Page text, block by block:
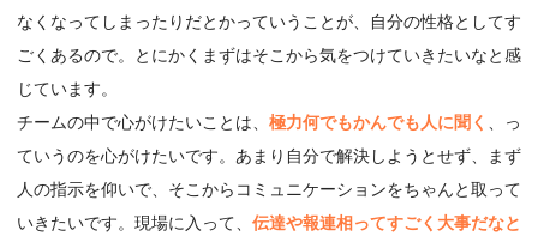
なくなってしまったりだとかっていうことが、自分の性格としてす
ごくあるので。とにかくまずはそこから気をつけていきたいなと感
じています。
チームの中で心がけたいことは、 極力何でもかんでも人に聞く 、っ
ていうのを心がけたいです。あまり自分で解決しようとせず、まず
人の指示を仰いで、そこからコミュニケーションをちゃんと取って
いきたいです。現場に入って、 伝達や報連相ってすごく大事だなと